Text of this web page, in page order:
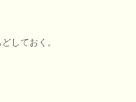
しておく。